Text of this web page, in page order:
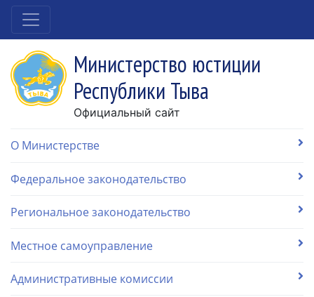
Министерство юстиции
Республики Тыва
Официальный сайт
О Министерстве
Федеральное законодательство
Региональное законодательство
Местное самоуправление
Административные комиссии